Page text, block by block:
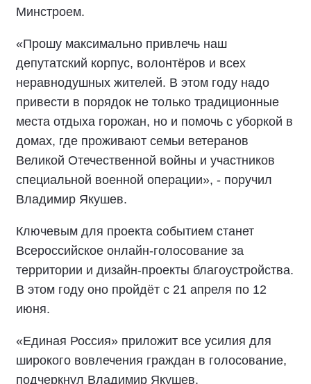
Минстроем.
«Прошу максимально привлечь наш
депутатский корпус, волонтёров и всех
неравнодушных жителей. В этом году надо
привести в порядок не только традиционные
места отдыха горожан, но и помочь с уборкой в
домах, где проживают семьи ветеранов
Великой Отечественной войны и участников
специальной военной операции», - поручил
Владимир Якушев.
Ключевым для проекта событием станет
Всероссийское онлайн-голосование за
территории и дизайн-проекты благоустройства.
В этом году оно пройдёт с 21 апреля по 12
июня.
«Единая Россия» приложит все усилия для
широкого вовлечения граждан в голосование,
подчеркнул Владимир Якушев.